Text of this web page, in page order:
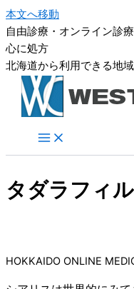
内
容
を
ス
本文へ移動
自由診療・オンライン診療
心に処方
北海道から利用できる地
タダラフィル
HOKKAIDO ONLINE